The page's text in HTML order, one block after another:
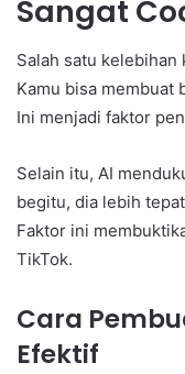
Sangat
Salah satu kelebihan
Kamu bisa membuat
Ini menjadi faktor
Selain itu, AI
begitu, dia lebih
Faktor ini
TikTok.
Cara
Efektif